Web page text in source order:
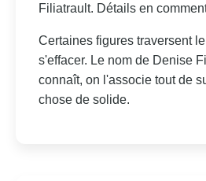
Filiatrault. Détails en
Certaines figures traversent
s'effacer. Le nom de Denise
connaît, on l'associe tout de
chose de solide.